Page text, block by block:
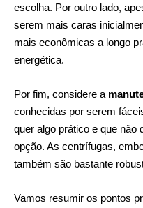
escolha. Por outro lado,
serem mais caras
mais econômicas a longo
energética.
Por fim, considere a
conhecidas por serem
quer algo prático e que não
opção. As centrífugas,
também são bastante
Vamos resumir os pontos